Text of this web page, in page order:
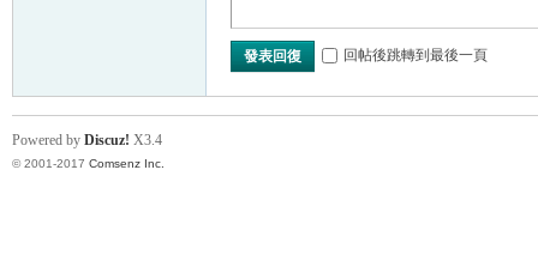
發表回復 回帖後跳轉到最後一頁
Powered by Discuz! X3.4
© 2001-2017 Comsenz Inc.